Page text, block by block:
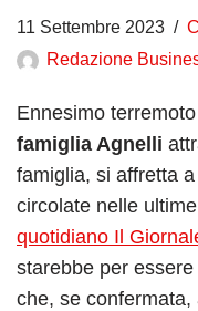
11 Settembre 2023
Redazione
Ennesimo
famiglia Agnelli
famiglia, si affretta
circolate nelle
quotidiano Il
starebbe per
che, se